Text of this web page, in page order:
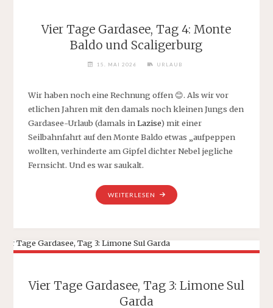
Vier Tage Gardasee, Tag 4: Monte
Baldo und Scaligerburg
15. MAI 2026 URLAUB
Wir haben noch eine Rechnung offen 😊. Als wir vor
etlichen Jahren mit den damals noch kleinen Jungs den
Gardasee-Urlaub (damals inLazise) mit einer
Seilbahnfahrt auf den Monte Baldo etwas „aufpeppen
wollten, verhinderte am Gipfel dichter Nebel jegliche
Fernsicht. Und es war saukalt.
WEITERLESEN
„VIER
TAGE
TAG
4:
MONTE
SCALIGERBURG“
Vier Tage Gardasee, Tag 3: Limone Sul
Garda